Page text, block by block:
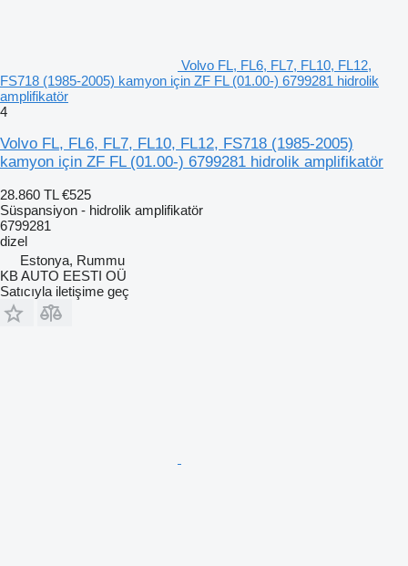
Volvo FL, FL6, FL7, FL10, FL12,
FS718 (1985-2005) kamyon için ZF FL (01.00-) 6799281 hidrolik
amplifikatör
4
Volvo FL, FL6, FL7, FL10, FL12, FS718 (1985-2005)
kamyon için ZF FL (01.00-) 6799281 hidrolik amplifikatör
28.860 TL €525
Süspansiyon - hidrolik amplifikatör
6799281
dizel
Estonya, Rummu
KB AUTO EESTI OÜ
Satıcıyla iletişime geç